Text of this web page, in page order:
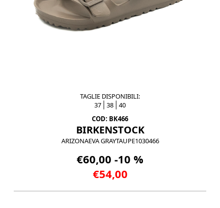
TAGLIE DISPONIBILI:
37
38
40
COD: BK466
BIRKENSTOCK
ARIZONAEVA GRAYTAUPE1030466
€60,00 -10 %
€54,00